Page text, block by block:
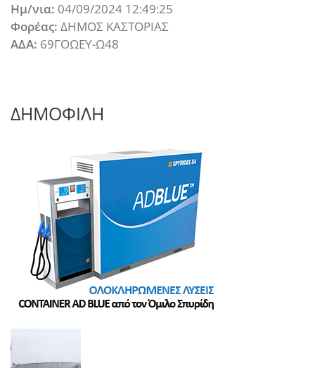
Ημ/νια: 04/09/2024 12:49:25
Φορέας: ΔΗΜΟΣ ΚΑΣΤΟΡΙΑΣ
ΑΔΑ: 69ΓΟΩΕΥ-Ω48
ΔΗΜΟΦΙΛΗ